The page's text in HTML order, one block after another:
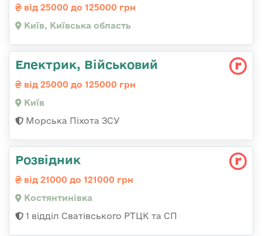
від 25000 до 125000 грн
Київ, Київська область
Електрик, Військовий
від 25000 до 125000 грн
Київ
Морська Піхота ЗСУ
Розвідник
від 21000 до 121000 грн
Костянтинівка
1 відділ Сватівського РТЦК та СП